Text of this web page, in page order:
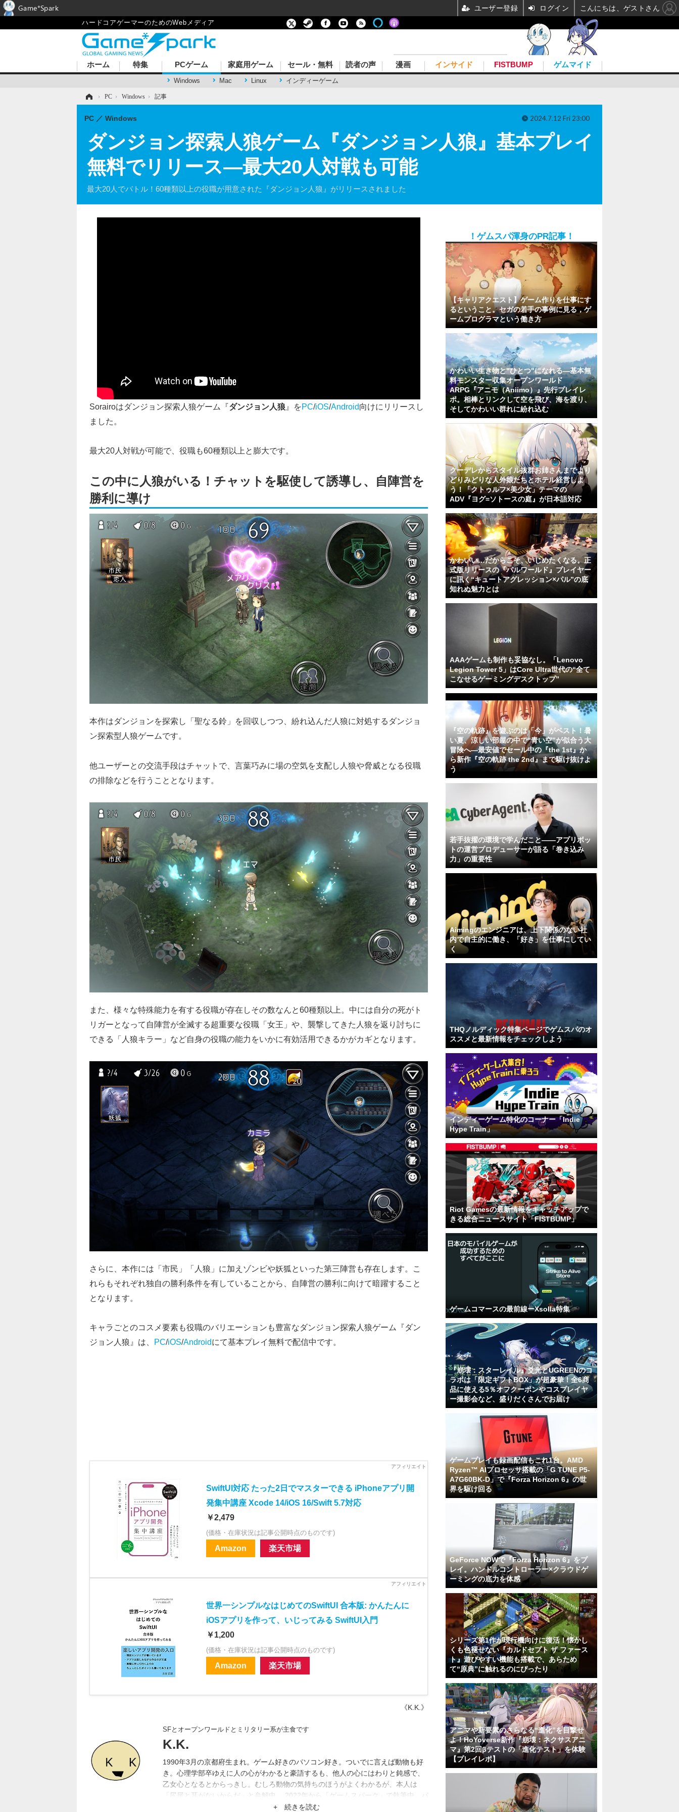
ハードコアゲーマーのためのWebメディア
ホーム 特集 PCゲーム
Windows Mac Linux インディーゲーム
家庭用ゲーム セール・無料 読者の声 漫画 インサイド FISTBUMP ゲムマイド
› PC › Windows › 記事
ダンジョン探索人狼ゲーム『ダンジョン人狼』基本プレイ
無料でリリース―最大20人対戦も可能
最大20人でバトル！60種類以上の役職が用意された『ダンジョン人狼』がリリースされました
PC Windows 2024.7.12 Fri 23:00
Sorairoはダンジョン探索人狼ゲーム『ダンジョン人狼 』をPC/iOS/Android向けにリリースし
ました。
最大20人対戦が可能で、役職も60種類以上と膨大です。
この中に人狼がいる！チャットを駆使して誘導し、自陣営を
勝利に導け
本作はダンジョンを探索し「聖なる鈴」を回収しつつ、紛れ込んだ人狼に対処するダンジョ
ン探索型人狼ゲームです。
他ユーザーとの交流手段はチャットで、言葉巧みに場の空気を支配し人狼や脅威となる役職
の排除などを行うこととなります。
また、様々な特殊能力を有する役職が存在しその数なんと60種類以上。中には自分の死がト
リガーとなって自陣営が全滅する超重要な役職「女王」や、襲撃してきた人狼を返り討ちに
できる「人狼キラー」など自身の役職の能力をいかに有効活用できるかがカギとなります。
さらに、本作には「市民」「人狼」に加えゾンビや妖狐といった第三陣営も存在します。こ
れらもそれぞれ独自の勝利条件を有していることから、自陣営の勝利に向けて暗躍すること
となります。
キャラごとのコスメ要素も役職のバリエーションも豊富なダンジョン探索人狼ゲーム『ダン
ジョン人狼』は、
PC/iOS/Androidにて基本プレイ無料で配信中です。
SwiftUI対応 たった2日でマスターできる iPhoneアプリ開
発集中講座 Xcode 14/iOS 16/Swift 5.7対応
￥2,479
(価格・在庫状況は記事公開時点のものです)
Amazon 楽天市場
世界一シンプルなはじめてのSwiftUI 合本版: かんたんに
iOSアプリを作って、いじってみる SwiftUI入門
￥1,200
(価格・在庫状況は記事公開時点のものです)
Amazon 楽天市場
《K.K.》
SFとオープンワールドとミリタリー系が主食です
K.K.
1990年3月の京都府生まれ。ゲーム好きのパソコン好き。ついでに言えば動物も好
き。心理学部卒ゆえに人の心がわかると豪語するも、他人の心にはわりと鈍感で、
乙女心となるとからっきし。むしろ動物の気持ちのほうがよくわかるが、本人は
「尻尾と耳がないからだ」と弁解中。 2022年から「ゲームスパーク」で執筆中。パ
ソコン代の足しにと始めるも、賃金はほとんど課金ガチャに消えている模様。
+ 続きを読む
！ゲムスパ渾身のPR記事！
【キャリアクエスト】ゲーム作りを仕事にす
るということ。セガの若手の事例に見る，ゲ
ームプログラマという働き方
かわいい生き物と"ひとつ"になれる―基本無
料モンスター収集オープンワールド
ARPG『アニモ（Aniimo）』先行プレイレ
ポ。相棒とリンクして空を飛び、海を渡り、
そしてかわいい群れに紛れ込む
クーデレからスタイル抜群お姉さんまでより
どりみどりな人外娘たちとホテル経営しよ
う！「クトゥルフ×美少女」テーマの
ADV『ヨグ=ソトースの庭』が日本語対応
かわいい…だからこそ、いじめたくなる。正
式版リリースの『パルワールド』プレイヤー
に訊く“キュートアグレッション×パル”の底
知れぬ魅力とは
AAAゲームも制作も妥協なし。「Lenovo
Legion Tower 5」はCore Ultra世代の“全て
こなせるゲーミングデスクトップ”
『空の軌跡』を遊ぶのは「今」がベスト！暑
い夏、涼しい部屋の中で“青い空”が似合う大
冒険へ―最安値でセール中の『the 1st』か
ら新作『空の軌跡 the 2nd』まで駆け抜けよ
う
若手抜擢の環境で学んだこと――アプリボッ
トの運営プロデューサーが語る「巻き込み
力」の重要性
Aimingのエンジニアは、上下関係のない社
内で自主的に働き、「好き」を仕事にしてい
く
THQノルディック特集ページでゲムスパのオ
ススメと最新情報をチェックしよう
インディーゲーム特化のコーナー「Indie
Hype Train」
Riot Gamesの最新情報をキャッチアップで
きる総合ニュースサイト「FISTBUMP」
ゲームコマースの最前線ーXsolla特集
『崩壊：スターレイル』爻光とUGREENのコ
ラボは「限定ギフトBOX」が超豪華！全6商
品に使える5％オフクーポンやコスプレイヤ
ー撮影会など、盛りだくさんでお届け
ゲームプレイも録画配信もこれ1台。AMD
Ryzen™ AIプロセッサ搭載の「G TUNE P5-
A7G60BK-D」で『Forza Horizon 6』の世
界を駆け回る
GeForce NOWで『Forza Horizon 6』をプ
レイ。ハンドルコントローラー×クラウドゲ
ーミングの底力を体感
シリーズ第1作が現行機向けに復活！懐かし
くも色褪せない『カルドセプト ザ ファース
ト』遊びやすい機能も搭載で、あらため
て“原典”に触れるのにぴったり
アニマや新要素のさらなる“進化”を目撃せ
よ！HoYoverse新作『崩壊：ネクサスアニ
マ』第2回βテストの「進化テスト」を体験
【プレイレポ】
Game*Spark ユーザー登録 ログイン こんにちは、ゲストさん